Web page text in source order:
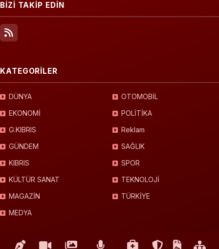
BİZİ TAKİP EDİN
KATEGORİLER
DÜNYA
EKONOMİ
G.KIBRIS
GÜNDEM
KIBRIS
KÜLTÜR SANAT
MAGAZİN
MEDYA
OTOMOBİL
POLİTİKA
Reklam
SAĞLIK
SPOR
TEKNOLOJİ
TÜRKİYE